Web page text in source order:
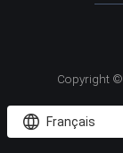
Copyright ©
 Français